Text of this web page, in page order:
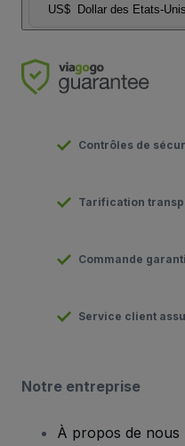
US$ Dollar des Etats-Unis
Contrôles de
Tarification
Commande
Service client
Notre entreprise
À propos de nous